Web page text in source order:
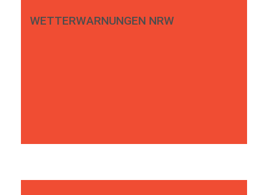
WETTERWARNUNGEN NRW